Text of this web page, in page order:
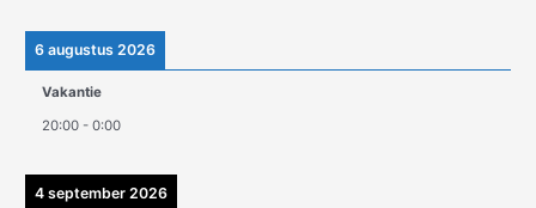
6 augustus 2026
Vakantie
20:00 -0:00
4 september 2026